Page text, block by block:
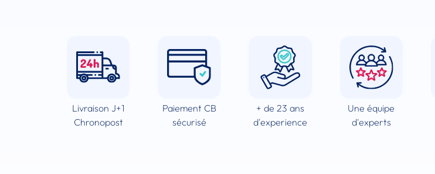
Livraison J+1
Chronopost
Paiement CB
sécurisé
+ de 23 ans
d'experience
Une équipe
d'experts